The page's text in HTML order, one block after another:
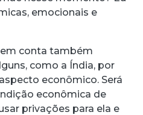
emocionais e
conta também
como a Índia, por
econômico. Será
econômica de
privações para ela e